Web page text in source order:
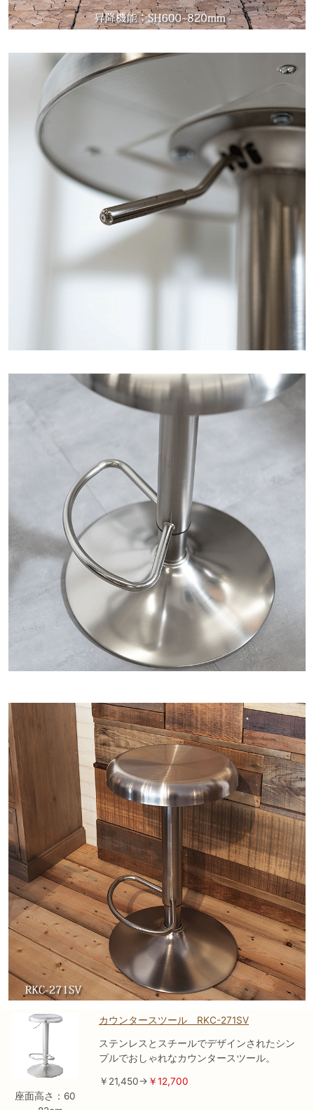
座面高さ：60
カウンタースツール RKC-271SV
ステンレスとスチールでデザインされたシン
プルでおしゃれなカウンタースツール。
￥21,450→ ￥12,700